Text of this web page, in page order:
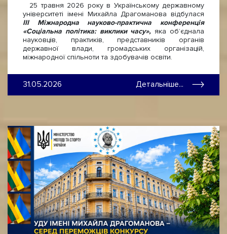
25 травня 2026 року в Українському державному
університеті імені Михайла Драгоманова відбулася
ІІІ Міжнародна науково-практична конференція
«Соціальна політика: виклики часу», яка об’єднала
науковців, практиків, представників органів
державної влади, громадських організацій,
міжнародної спільноти та здобувачів освіти.
31.05.2026 Детальніше...